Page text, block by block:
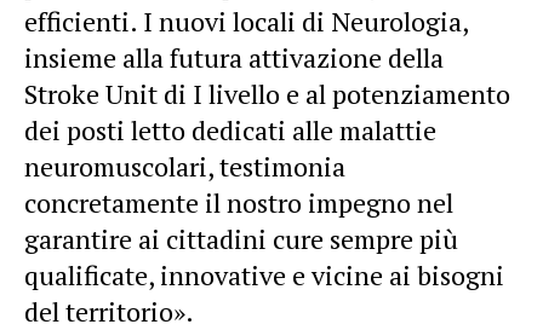
efficienti. I nuovi locali di Neurologia,
insieme alla futura attivazione della
Stroke Unit di I livello e al potenziamento
dei posti letto dedicati alle malattie
neuromuscolari, testimonia
concretamente il nostro impegno nel
garantire ai cittadini cure sempre più
qualificate, innovative e vicine ai bisogni
del territorio».